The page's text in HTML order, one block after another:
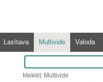
Lasītava Multivide Valoda
Meklēt: Multivide